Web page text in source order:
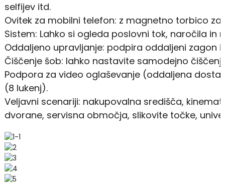
selfijev itd.
Ovitek za mobilni telefon: z magnetno torbico
Sistem: Lahko si ogleda poslovni tok, naročila
Oddaljeno upravljanje: podpira oddaljeni zagon
Čiščenje šob: lahko nastavite samodejno
Podpora za video oglaševanje (oddaljena
(8 lukenj).
Veljavni scenariji: nakupovalna središča,
dvorane, servisna območja, slikovite točke,